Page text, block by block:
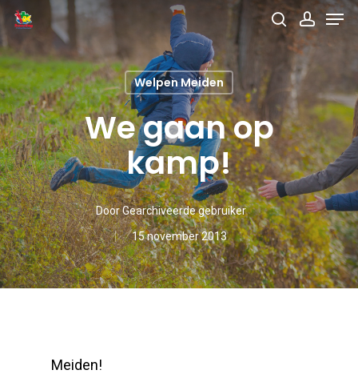
Skip
to
main
content
search
Welpen Meiden
We gaan op
kamp!
DoorGearchiveerde gebruiker
15 november 2013
Meiden!